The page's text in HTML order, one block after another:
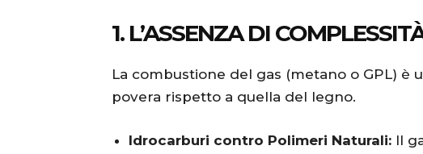
1. L’ASSENZA DI
La combustione del gas (metano o GPL) è
povera rispetto a quella del legno.
Idrocarburi contro Polimeri Naturali: Il